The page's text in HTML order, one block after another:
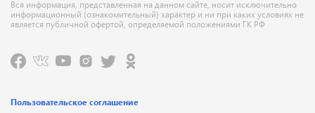
Вся информация, представленная на данном сайте, носит исключительно
информационный (ознакомительный) характер и ни при каких условиях не
является публичной офертой, определяемой положениями ГК РФ
Пользовательское соглашение